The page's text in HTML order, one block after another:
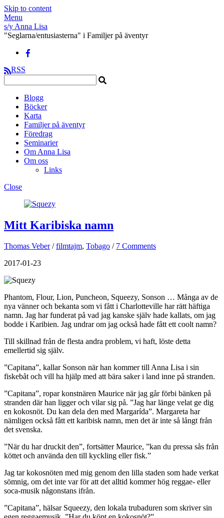
Skip to content
Menu
s/y Anna Lisa
"Seglarna/entusiasterna" i Familjer på äventyr
RSS
Blogg
Böcker
Karta
Familjer på äventyr
Föredrag
Seminarier
Om Anna Lisa
Om oss
Links
Close
Mitt Karibiska namn
Thomas Veber / filmtajm, Tobago / 7 Comments
2017-01-23
Phantom, Flour, Lion, Puncheon, Squeezy, Sonson … Många av de
nya vänner och bekanta som vi fått i Charlotteville har rätt häftiga
namn. Jag har funderat på vad jag kanske själv hade kallats, om jag
bodde i Karibien. Jag undrar om jag också hade fått ett coolt namn?
Till skillnad från de flesta andra problem, vi haft, löste detta
emellertid sig själv.
”Capitana”, kallar Sonson när han kommer till Anna Lisa i sin
fiskebåt och vill ha hjälp med att bära saker i land inne på stranden.
”Capitana”, ropar konstnären Maurice när jag går förbi bänken på
stranden där han ligger och vilar sig på. ”Jag har länge velat ge dig
en kokosnöt. Du kan dela den med Margarída”. Margareta har
nämligen också fått ett karibisk namn, men det är inte så långt från
det svenska.
”När du har druckit den”, fortsätter Maurice, ”kan du pressa sås från
köttet och använda den till kyckling eller fisk.”
Jag tar kokosnöten med mig genom den lilla staden som hade verkat
sömnig, om det inte var för att det alltid kommer hög reggae- eller
soca-musik någonstans ifrån.
”Capitana”, hälsar Squeezy, den lokala trubaduren som skriver sin